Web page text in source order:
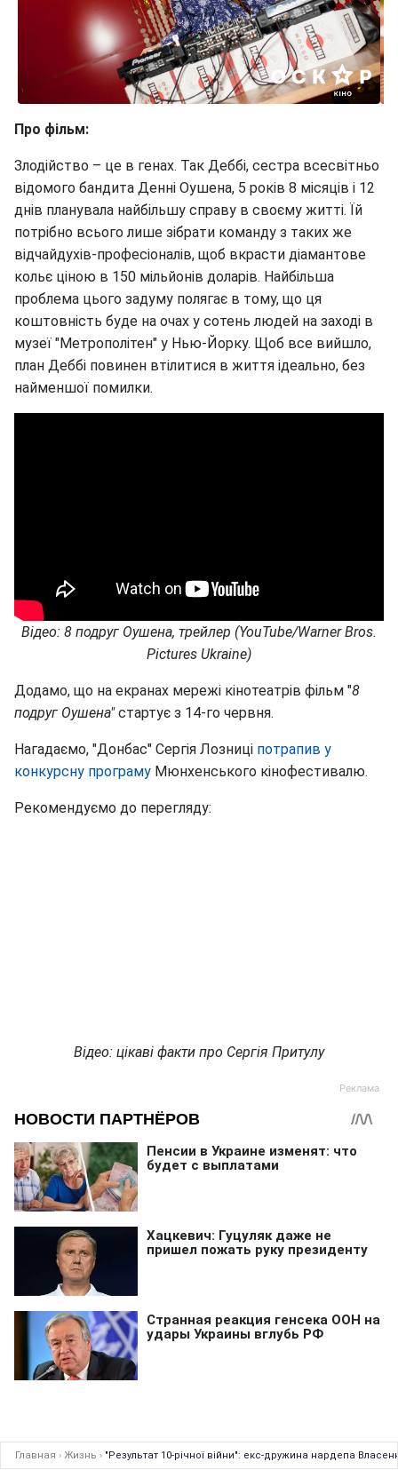
Про фільм:
Злодійство – це в генах. Так Деббі, сестра всесвітньо
відомого бандита Денні Оушена, 5 років 8 місяців і 12
днів планувала найбільшу справу в своєму житті. Їй
потрібно всього лише зібрати команду з таких же
відчайдухів-професіоналів, щоб вкрасти діамантове
кольє ціною в 150 мільйонів доларів. Найбільша
проблема цього задуму полягає в тому, що ця
коштовність буде на очах у сотень людей на заході в
музеї "Метрополітен" у Нью-Йорку. Щоб все вийшло,
план Деббі повинен втілитися в життя ідеально, без
найменшої помилки.
Відео: 8 подруг Оушена, трейлер (YouTube/Warner Bros.
Pictures Ukraine)
Додамо, що на екранах мережі кінотеатрів фільм "8
подруг Оушена"стартує з 14-го червня.
Нагадаємо, "Донбас" Сергія Лозниці потрапив у
конкурсну програму Мюнхенського кінофестивалю.
Рекомендуємо до перегляду:
Відео: цікаві факти про Сергія Притулу
Главная › Жизнь › "Результат 10-річної війни": екс-дружина нардепа